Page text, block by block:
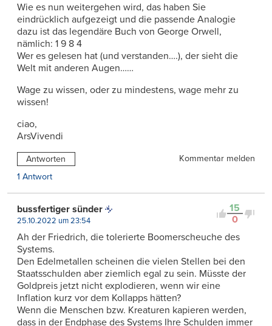
Wie es nun weitergehen wird, das haben Sie
eindrücklich aufgezeigt und die passende Analogie
dazu ist das legendäre Buch von George Orwell,
nämlich: 1 9 8 4
Wer es gelesen hat (und verstanden….), der sieht die
Welt mit anderen Augen……
Wage zu wissen, oder zu mindestens, wage mehr zu
wissen!
ciao,
ArsVivendi
Antworten
Kommentar melden
1 Antwort
15
0
bussfertiger sünder
25.10.2022 um 23:54
Ah der Friedrich, die tolerierte Boomerscheuche des
Systems.
Den Edelmetallen scheinen die vielen Stellen bei den
Staatsschulden aber ziemlich egal zu sein. Müsste der
Goldpreis jetzt nicht explodieren, wenn wir eine
Inflation kurz vor dem Kollapps hätten?
Wenn die Menschen bzw. Kreaturen kapieren werden,
dass in der Endphase des Systems Ihre Schulden immer